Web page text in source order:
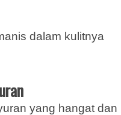
dalam kulitnya
yang hangat